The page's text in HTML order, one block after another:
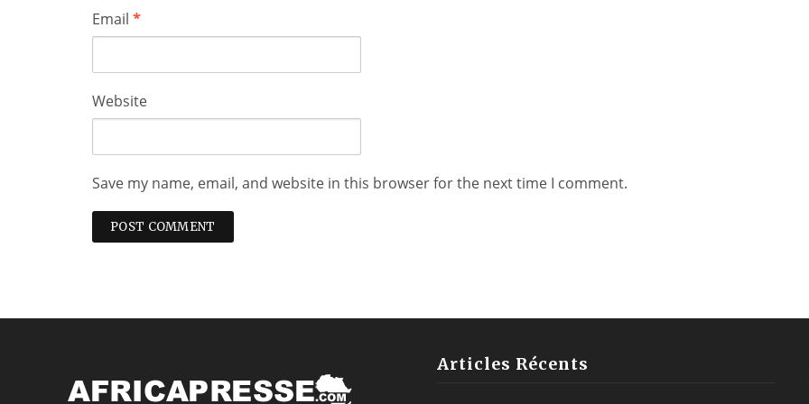
Email *
Website
Save my name, email, and website in this browser for the next time I comment.
Articles Récents